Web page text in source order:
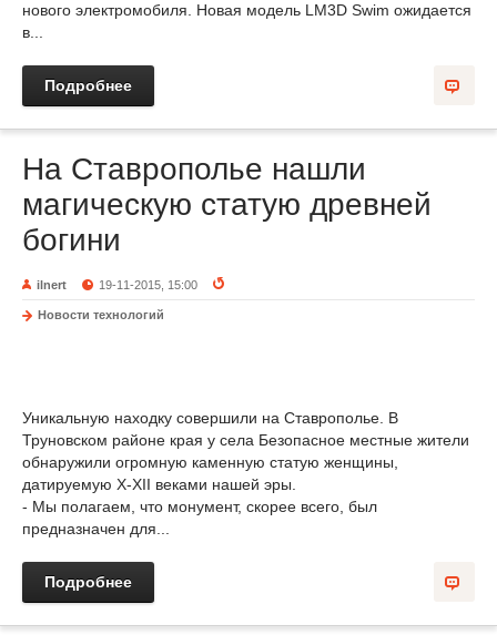
нового электромобиля. Новая модель LM3D Swim ожидается
в...
Подробнее
На Ставрополье нашли
магическую статую древней
богини
ilnert 19-11-2015, 15:00
Новости технологий
Уникальную находку совершили на Ставрополье. В
Труновском районе края у села Безопасное местные жители
обнаружили огромную каменную статую женщины,
датируемую X-XII веками нашей эры.
- Мы полагаем, что монумент, скорее всего, был
предназначен для...
Подробнее